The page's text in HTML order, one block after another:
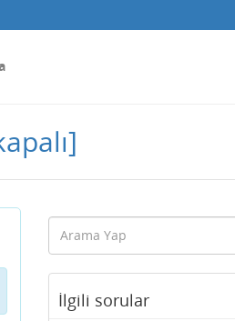
İlgili sorular